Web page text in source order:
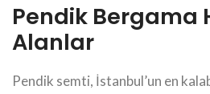
Pendik Bergama
Alanlar
Pendik semti, İstanbul’un en